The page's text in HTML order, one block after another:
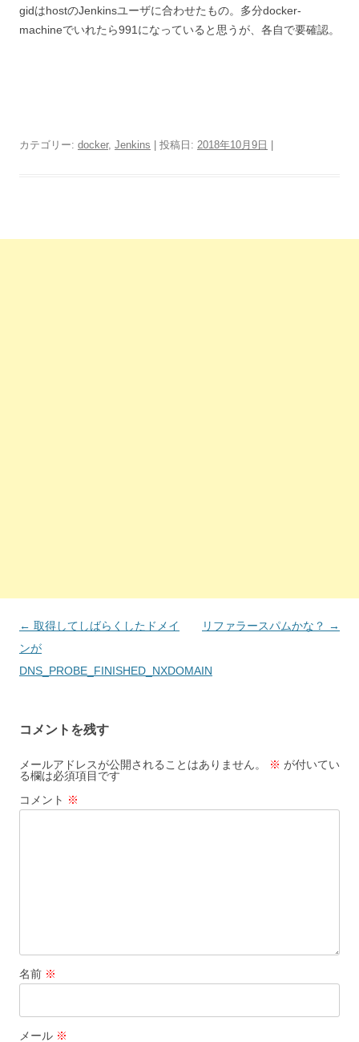
gidはhostのJenkinsユーザに合わせたもの。多分docker-
machineでいれたら991になっていると思うが、各自で要確認。
カテゴリー: docker, Jenkins | 投稿日: 2018年10月9日
投
稿
ナ
ー
シ
ョ
ン
← 取得してしばらくしたドメイ
ンが
DNS_PROBE_FINISHED_NXDOMAIN
リファラースパムかな？ →
コメントを残す
メールアドレスが公開されることはありません。 ※ が付いてい
る欄は必須項目です
コメント ※
名前 ※
メール ※